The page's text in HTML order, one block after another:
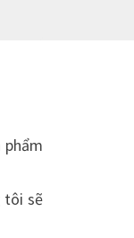
phẩm
tôi sẽ